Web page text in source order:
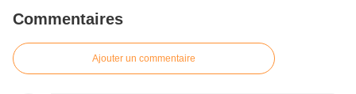
Commentaires
Ajouter un commentaire